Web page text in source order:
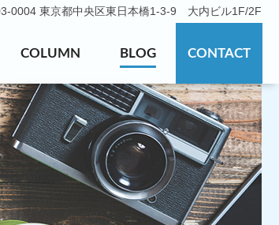
0004 東京都中央区東日本橋1-3-9 大内ビル1F/2F
COLUMN BLOG CONTACT